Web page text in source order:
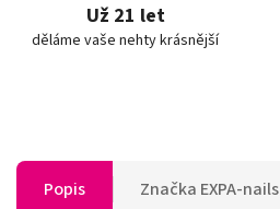
Už 21 let
děláme vaše nehty krásnější
Popis Značka EXPA-nails